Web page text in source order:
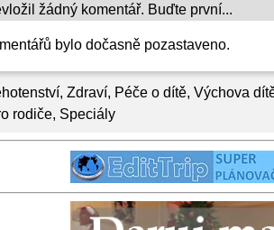
, Zdraví, Péče o dítě, Výchova
rodiče, Speciály
žádný komentář. Buďte první...
bylo dočasně pozastaveno.